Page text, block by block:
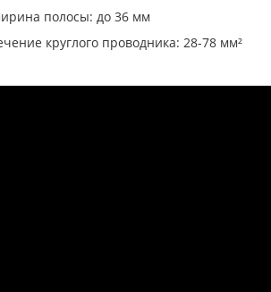
полосы: до 36 мм
круглого проводника: 28-78 мм²